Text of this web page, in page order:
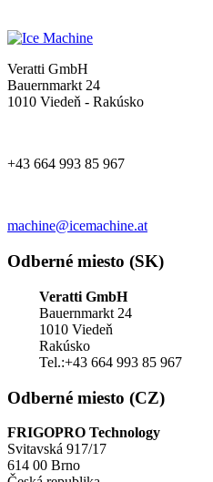
Veratti GmbH
Bauernmarkt 24
1010 Viedeň - Rakúsko
+43 664 993 85 967
machine@icemachine.at
Odberné miesto (SK)
Veratti GmbH
Bauernmarkt 24
1010 Viedeň
Rakúsko
Tel.:+43 664 993 85 967
Odberné miesto (CZ)
FRIGOPRO Technology
Svitavská 917/17
614 00 Brno